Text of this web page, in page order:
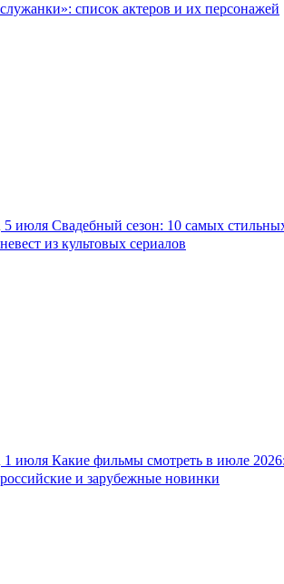
служанки»: список актеров и их персонажей
5 июля Свадебный сезон: 10 самых
невест из культовых сериалов
1 июля Какие фильмы смотреть в июле 2026:
российские и зарубежные новинки